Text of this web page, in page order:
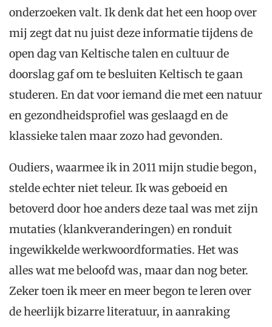
onderzoeken valt. Ik denk dat het een hoop over
mij zegt dat nu juist deze informatie tijdens de
open dag van Keltische talen en cultuur de
doorslag gaf om te besluiten Keltisch te gaan
studeren. En dat voor iemand die met een natuur
en gezondheidsprofiel was geslaagd en de
klassieke talen maar zozo had gevonden.
Oudiers, waarmee ik in 2011 mijn studie begon,
stelde echter niet teleur. Ik was geboeid en
betoverd door hoe anders deze taal was met zijn
mutaties (klankveranderingen) en ronduit
ingewikkelde werkwoordformaties. Het was
alles wat me beloofd was, maar dan nog beter.
Zeker toen ik meer en meer begon te leren over
de heerlijk bizarre literatuur, in aanraking